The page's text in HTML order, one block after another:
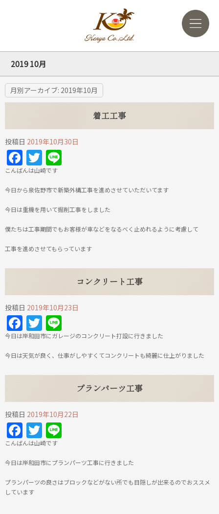
2019 10月
月別アーカイブ: 2019年10月
着工工事
投稿日 2019年10月30日
Facebook
Twitter
こんばんは山崎です
今日から泉佐野市で新築外構工事を進めさせていただいてます
今日は重機を用いて掘削工事をしました
僕たちは工事期間でもお客様が車などをなるべく止めれるように考慮して
工事を進めさせてもらっています
コンクリート工事
投稿日 2019年10月23日
Facebook
Twitter
今日は岸和田市にガレージのコンクリート打設に行きました
今日は天気が良く、仕事がしやすくてコンクリートも綺麗に仕上がりました
プランパーツ工事
投稿日 2019年10月22日
Facebook
Twitter
こんばんは山崎です
今日は岸和田市にプランパーツ工事に行きました
プランパーツの良さはブロックなどがない所でも目隠しが出来るのでおススメ
しています